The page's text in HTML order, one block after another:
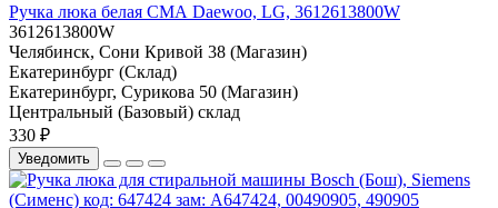
Ручка люка белая СМА Daewoo, LG, 3612613800W
3612613800W
Челябинск, Сони Кривой 38 (Магазин)
Екатеринбург (Склад)
Екатеринбург, Сурикова 50 (Магазин)
Центральный (Базовый) склад
330 ₽
Уведомить